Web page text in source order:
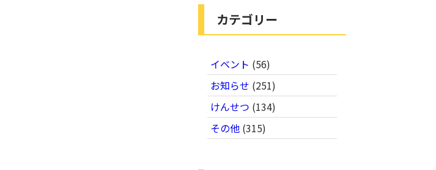
カテゴリー
イベント (56)
お知らせ (251)
けんせつ (134)
その他(315)